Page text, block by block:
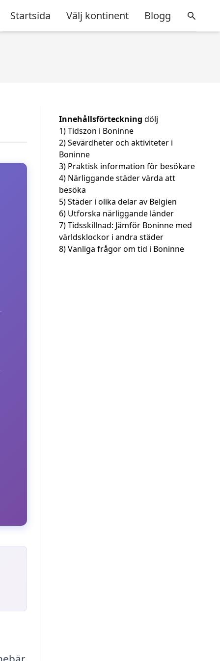
Startsida Välj kontinent Blogg
Innehållsförteckning dölj
1)Tidszon i Boninne
2)Sevärdheter och aktiviteter i
Boninne
3) Praktisk information för besökare
4) Närliggande städer värda att
besöka
5)Städer i olika delar av Belgien
6) Utforska närliggande länder
7)Tidsskillnad: Jämför Boninne med
världsklockor i andra städer
8)Vanliga frågor om tid i Boninne